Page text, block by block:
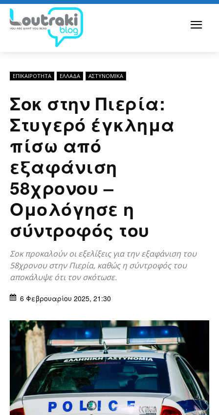
ΕΠΙΚΑΙΡΟΤΗΤΑ ΕΛΛΆΔΑ ΑΣΤΥΝΟΜΙΚΆ
Σοκ στην Πιερία:
Στυγερό έγκλημα
πίσω από
εξαφάνιση
58χρονου –
Ομολόγησε η
σύντροφός του
Σοκ προκαλούν οι εξελίξεις για την εξαφάνιση του
58χρονου στην Πιερία, καθώς η σύντροφός του
αποκάλυψε ότι τον σκότωσε.
6 Φεβρουαρίου 2025, 21:30